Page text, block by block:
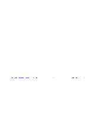
ANPC (Autoritatea